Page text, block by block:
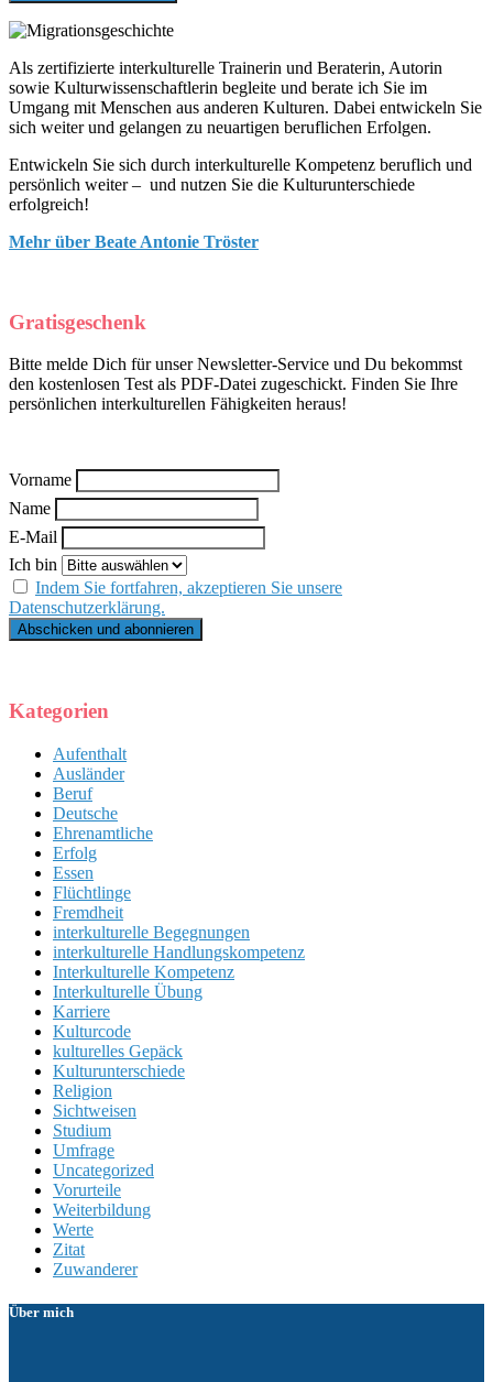
Als zertifizierte interkulturelle Trainerin und Beraterin, Autorin
sowie Kulturwissenschaftlerin begleite und berate ich Sie im
Umgang mit Menschen aus anderen Kulturen. Dabei entwickeln Sie
sich weiter und gelangen zu neuartigen beruflichen Erfolgen.
Entwickeln Sie sich durch interkulturelle Kompetenz beruflich und
persönlich weiter – und nutzen Sie die Kulturunterschiede
erfolgreich!
Mehr über Beate Antonie Tröster
Gratisgeschenk
Bitte melde Dich für unser Newsletter-Service und Du bekommst
den kostenlosen Test als PDF-Datei zugeschickt. Finden Sie Ihre
persönlichen interkulturellen Fähigkeiten heraus!
Vorname
Name
E-Mail
Ich bin
Indem Sie fortfahren, akzeptieren Sie unsere
Datenschutzerklärung.
Kategorien
Aufenthalt
Ausländer
Beruf
Deutsche
Ehrenamtliche
Erfolg
Essen
Flüchtlinge
Fremdheit
interkulturelle Begegnungen
interkulturelle Handlungskompetenz
Interkulturelle Kompetenz
Interkulturelle Übung
Karriere
Kulturcode
kulturelles Gepäck
Kulturunterschiede
Religion
Sichtweisen
Studium
Umfrage
Uncategorized
Vorurteile
Weiterbildung
Werte
Zitat
Zuwanderer
Über mich